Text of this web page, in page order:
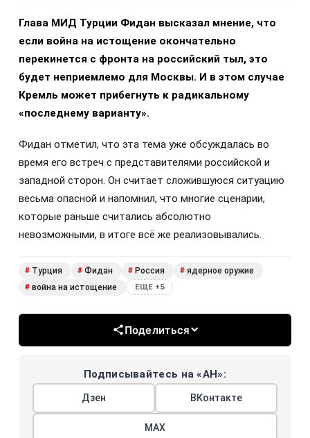
Глава МИД Турции Фидан высказал мнение, что
если война на истощение окончательно
перекинется с фронта на российский тыл, это
будет неприемлемо для Москвы. И в этом случае
Кремль может прибегнуть к радикальному
«последнему варианту».
Фидан отметил, что эта тема уже обсуждалась во
время его встреч с представителями российской и
западной сторон. Он считает сложившуюся ситуацию
весьма опасной и напомнил, что многие сценарии,
которые раньше считались абсолютно
невозможными, в итоге всё же реализовывались.
# Турция # Фидан # Россия # ядерное оружие
# война на истощение ЕЩЕ +5
Поделиться
Подписывайтесь на «АН»:
Дзен ВКонтакте
МАХ